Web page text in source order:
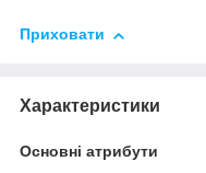
Приховати
Характеристики
Основні атрибути